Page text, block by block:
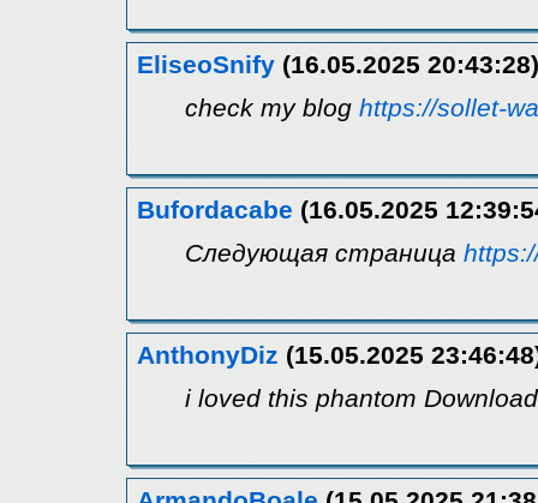
EliseoSnify (16.05.2025 20:43:28)
check my blog https://sollet-
Bufordacabe (16.05.2025
Следующая страница
AnthonyDiz (15.05.2025
i loved this phantom Download